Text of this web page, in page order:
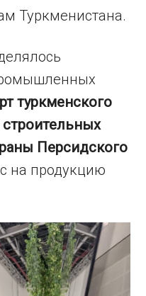
Туркменистана.
туркменского
Персидского
на продукцию